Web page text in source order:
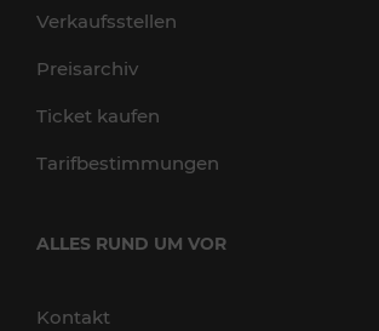
Verkaufsstellen
Preisarchiv
Ticket kaufen
Tarifbestimmungen
ALLES RUND UM VOR
Kontakt